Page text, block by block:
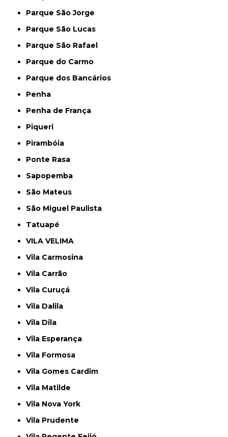
Parque São Jorge
Parque São Lucas
Parque São Rafael
Parque do Carmo
Parque dos Bancários
Penha
Penha de França
Piqueri
Pirambóia
Ponte Rasa
Sapopemba
São Mateus
São Miguel Paulista
Tatuapé
VILA VELIMA
Vila Carmosina
Vila Carrão
Vila Curuçá
Vila Dalila
Vila Dila
Vila Esperança
Vila Formosa
Vila Gomes Cardim
Vila Matilde
Vila Nova York
Vila Prudente